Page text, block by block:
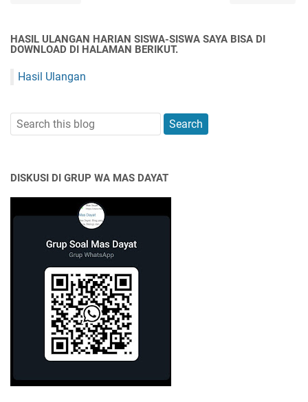
HASIL ULANGAN HARIAN SISWA-SISWA SAYA BISA DI
DOWNLOAD DI HALAMAN BERIKUT.
Hasil Ulangan
DISKUSI DI GRUP WA MAS DAYAT